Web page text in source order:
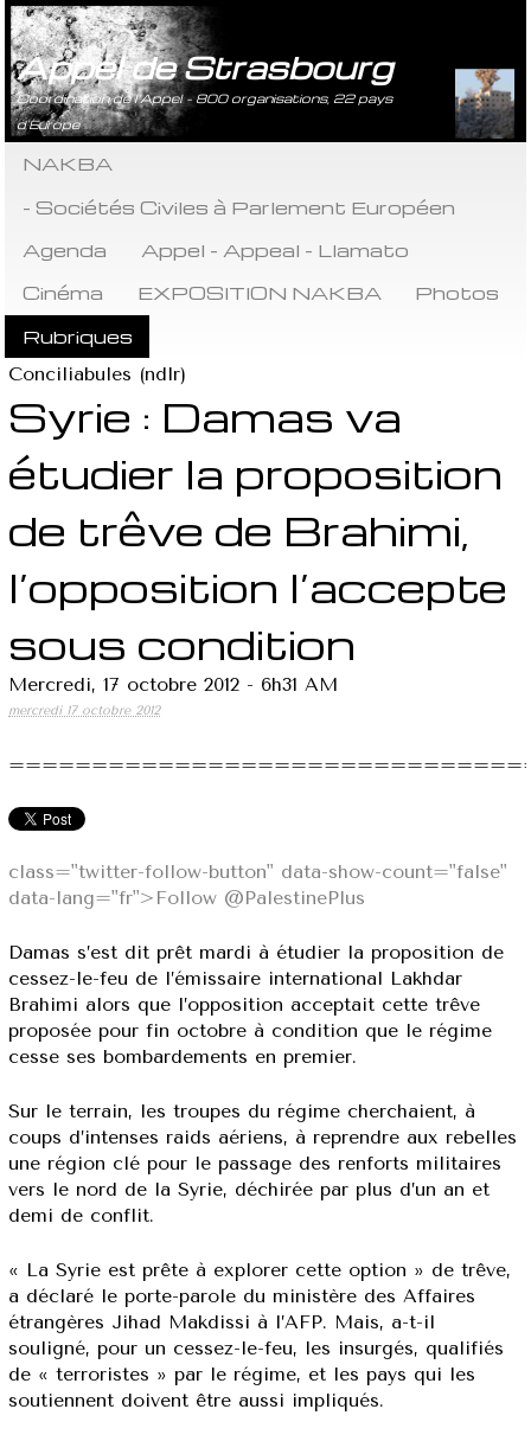
Appel de Strasbourg
Coordination de l’Appel - 800 organisations, 22 pays
d’Europe
NAKBA
- Sociétés Civiles à Parlement Européen
Agenda
Appel - Appeal - Llamato
Cinéma
EXPOSITION NAKBA
Photos
Rubriques
Conciliabules (ndlr)
Syrie : Damas va
étudier la proposition
de trêve de Brahimi,
l’opposition l’accepte
sous condition
Mercredi, 17 octobre 2012 - 6h31 AM
mercredi 17 octobre 2012
class="twitter-follow-button" data-show-count="false"
data-lang="fr">Follow @PalestinePlus
Damas s’est dit prêt mardi à étudier la proposition de
cessez-le-feu de l’émissaire international Lakhdar
Brahimi alors que l’opposition acceptait cette trêve
proposée pour fin octobre à condition que le régime
cesse ses bombardements en premier.
Sur le terrain, les troupes du régime cherchaient, à
coups d’intenses raids aériens, à reprendre aux rebelles
une région clé pour le passage des renforts militaires
vers le nord de la Syrie, déchirée par plus d’un an et
demi de conflit.
« La Syrie est prête à explorer cette option » de trêve,
a déclaré le porte-parole du ministère des Affaires
étrangères Jihad Makdissi à l’AFP. Mais, a-t-il
souligné, pour un cessez-le-feu, les insurgés, qualifiés
de « terroristes » par le régime, et les pays qui les
soutiennent doivent être aussi impliqués.